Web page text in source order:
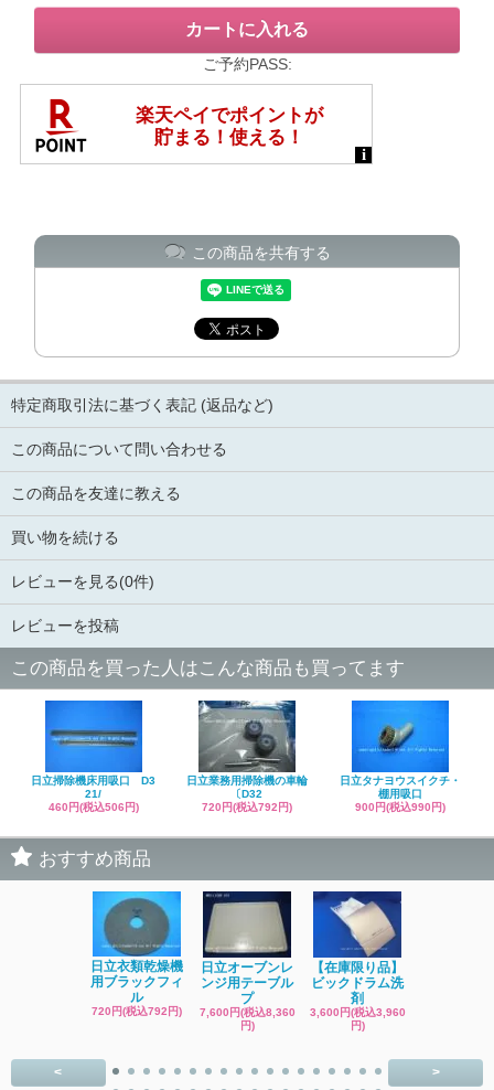
ご予約PASS:
この商品を共有する
特定商取引法に基づく表記 (返品など)
この商品について問い合わせる
この商品を友達に教える
買い物を続ける
レビューを見る(0件)
レビューを投稿
この商品を買った人はこんな商品も買ってます
日立掃除機床用吸口 D3
21/
460円(税込506円)
日立業務用掃除機の車輪
〔D32
720円(税込792円)
日立タナヨウスイクチ・
棚用吸口
900円(税込990円)
おすすめ商品
日立衣類乾燥機
用ブラックフィ
ル
720円(税込792円)
日立オーブンレ
ンジ用テーブル
プ
7,600円(税込8,360
円)
【在庫限り品】
ビックドラム洗
剤
3,600円(税込3,960
円)
< >